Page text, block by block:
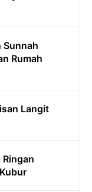
Sunnah
Rumah
Langit